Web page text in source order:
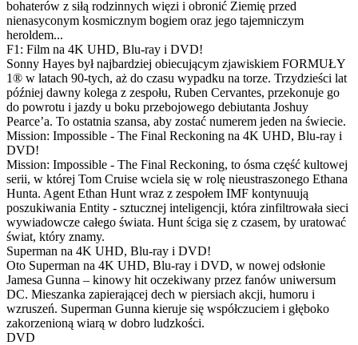
bohaterów z siłą rodzinnych więzi i obronić Ziemię przed
nienasyconym kosmicznym bogiem oraz jego tajemniczym
heroldem...
F1: Film na 4K UHD, Blu-ray i DVD!
Sonny Hayes był najbardziej obiecującym zjawiskiem FORMUŁY
1® w latach 90-tych, aż do czasu wypadku na torze. Trzydzieści lat
później dawny kolega z zespołu, Ruben Cervantes, przekonuje go
do powrotu i jazdy u boku przebojowego debiutanta Joshuy
Pearce’a. To ostatnia szansa, aby zostać numerem jeden na świecie.
Mission: Impossible - The Final Reckoning na 4K UHD, Blu-ray i
DVD!
Mission: Impossible - The Final Reckoning, to ósma część kultowej
serii, w której Tom Cruise wciela się w rolę nieustraszonego Ethana
Hunta. Agent Ethan Hunt wraz z zespołem IMF kontynuują
poszukiwania Entity - sztucznej inteligencji, która zinfiltrowała sieci
wywiadowcze całego świata. Hunt ściga się z czasem, by uratować
świat, który znamy.
Superman na 4K UHD, Blu-ray i DVD!
Oto Superman na 4K UHD, Blu-ray i DVD, w nowej odsłonie
Jamesa Gunna – kinowy hit oczekiwany przez fanów uniwersum
DC. Mieszanka zapierającej dech w piersiach akcji, humoru i
wzruszeń. Superman Gunna kieruje się współczuciem i głęboko
zakorzenioną wiarą w dobro ludzkości.
DVD